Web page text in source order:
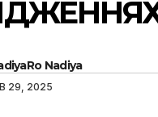
Nadiya
29, 2025